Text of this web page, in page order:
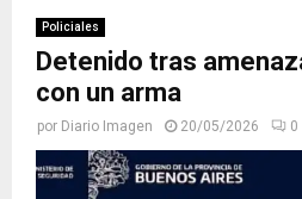
Policiales
Detenido tras
con un arma
por Diario Imagen 20/05/2026 0